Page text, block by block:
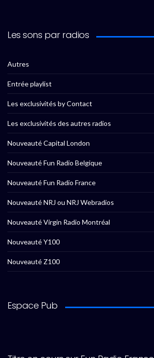
Les sons par radios
Autres
Entrée playlist
Les exclusivités by Contact
Les exclusivités des autres radios
Nouveauté Capital London
Nouveauté Fun Radio Belgique
Nouveauté Fun Radio France
Nouveauté NRJ ou NRJ Webradios
Nouveauté Virgin Radio Montréal
Nouveauté Y100
Nouveauté Z100
Espace Pub